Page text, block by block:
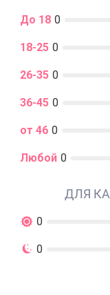
До 18 0
18-25 0
26-35 0
36-45 0
от 46 0
Любой 0
ДЛЯ
0
0